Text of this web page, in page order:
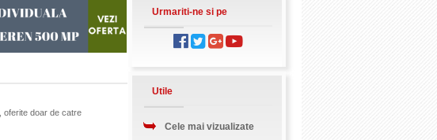
, oferite doar de catre
Urmariti-ne si pe
Utile
Cele mai vizualizate